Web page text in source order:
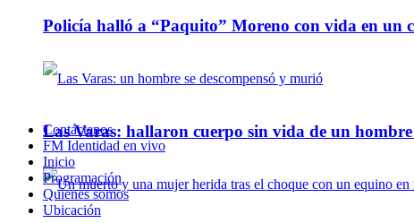
Policía halló a “Paquito” Moreno con vida en un
Las Varas: hallaron cuerpo sin vida de un hombre
Contáctenos
FM Identidad en vivo
Inicio
Programación
Quienes somos
Ubicación